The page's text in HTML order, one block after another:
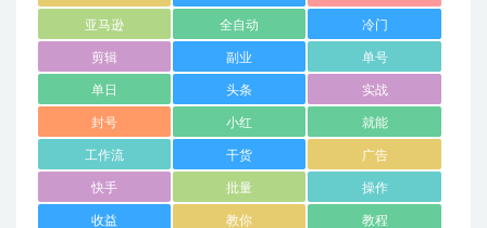
亚马逊 全自动 冷门
剪辑 副业 单号
单日 头条 实战
封号 小红 就能
工作流 干货 广告
快手 批量 操作
收益 教你 教程